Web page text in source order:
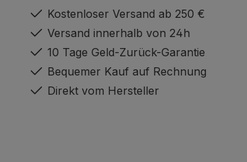
Kostenloser Versand ab 250 €
Versand innerhalb von 24h
10 Tage Geld-Zurück-Garantie
Bequemer Kauf auf Rechnung
Direkt vom Hersteller